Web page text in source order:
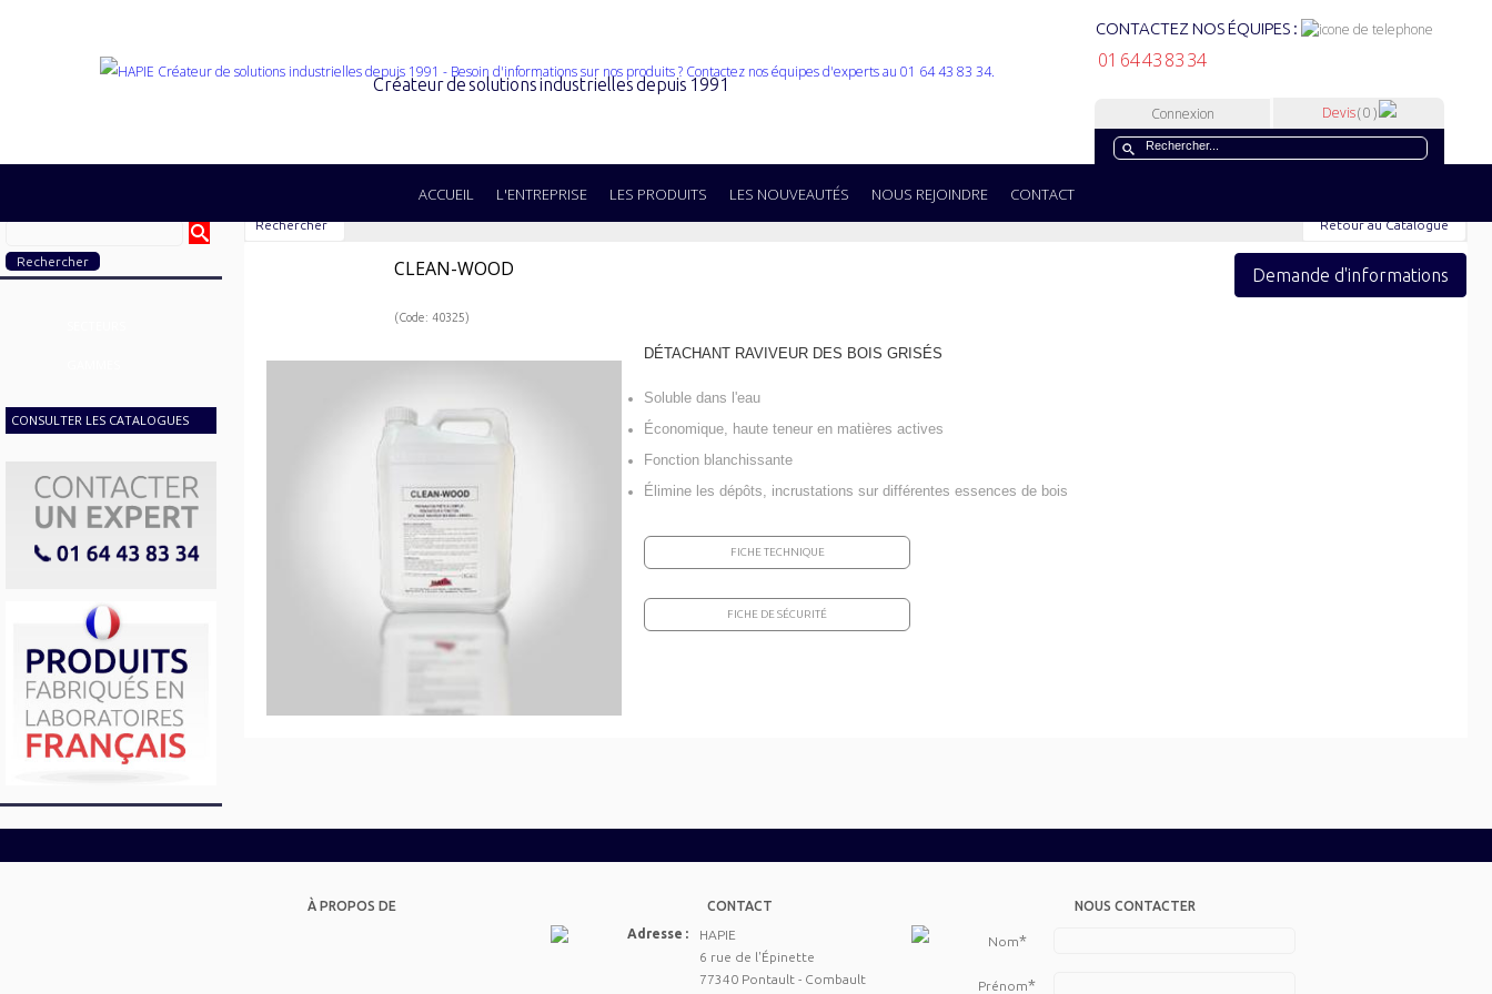
Créateur de solutions industrielles depuis 1991
CONTACTEZ NOS ÉQUIPES :
01 64 43 83 34
Connexion Devis( 0 )
ACCUEIL L'ENTREPRISE LES PRODUITS LES NOUVEAUTÉS NOUS REJOINDRE CONTACT
CONSULTER LES CATALOGUES
Rechercher Retour au Catalogue
CLEAN-WOOD
(Code: 40325)
Demande d'informations
DÉTACHANT RAVIVEUR DES BOIS GRISÉS
Soluble dans l'eau
Économique, haute teneur en matières actives
Fonction blanchissante
Élimine les dépôts, incrustations sur différentes essences de bois
FICHE TECHNIQUE
FICHE DE SÉCURITÉ
À PROPOS DE
CONTACT
Adresse :
HAPIE
6 rue de l'Épinette
77340 Pontault - Combault
NOUS CONTACTER
Nom*
Prénom*